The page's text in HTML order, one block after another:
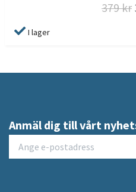
379 kr
I lager
Anmäl dig till vårt